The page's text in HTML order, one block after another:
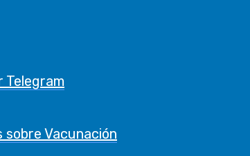
Telegram
Vacunación